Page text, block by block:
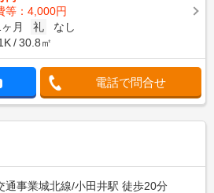
等：4,000円
月 礼
なし
30.8㎡
電話で問合せ
通事業城北線/小田井駅 徒歩20分